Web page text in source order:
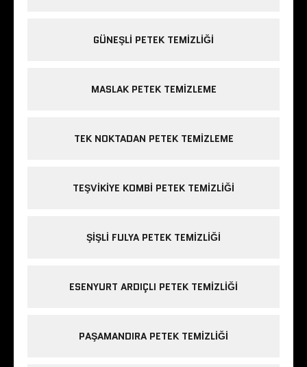
GÜNEŞLI PETEK TEMIZLIĞI
MASLAK PETEK TEMIZLEME
TEK NOKTADAN PETEK TEMIZLEME
TEŞVIKIYE KOMBI PETEK TEMIZLIĞI
ŞIŞLI FULYA PETEK TEMIZLIĞI
ESENYURT ARDIÇLI PETEK TEMIZLIĞI
PAŞAMANDIRA PETEK TEMIZLIĞI